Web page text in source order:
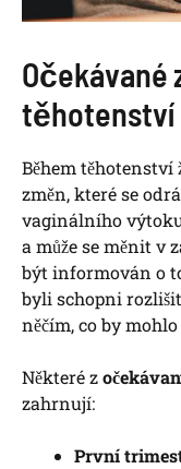
Očekávané
těhotenství
Během
změn, které se
vaginálního
a může se měnit v
být informován o
byli schopni
něčím, co by
Některé z
zahrnují:
První